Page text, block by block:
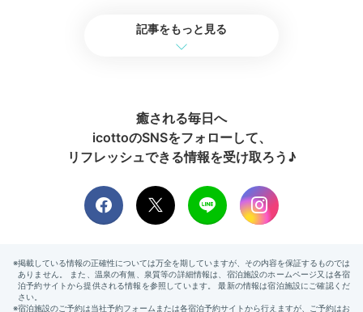
お次は、ヒバの木の湯船でリラックス。お部屋によって
し、季節湯が楽しめるのも◎。さらなる癒しを求めたい
なら、予約制のインルームスパを利用してみて。
記事をもっと見る
癒される毎日へ
icottoのSNSをフォローして、
リフレッシュできる情報を受け取ろう♪